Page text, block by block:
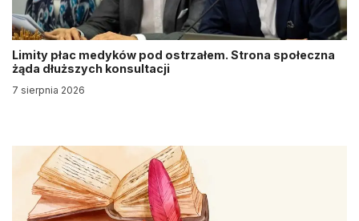
Limity płac medyków pod ostrzałem. Strona społeczna
żąda dłuższych konsultacji
7 sierpnia 2026